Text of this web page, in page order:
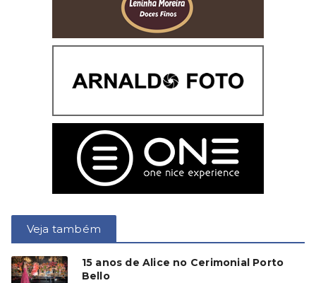
Veja também
15 anos de Alice no Cerimonial Porto
Bello